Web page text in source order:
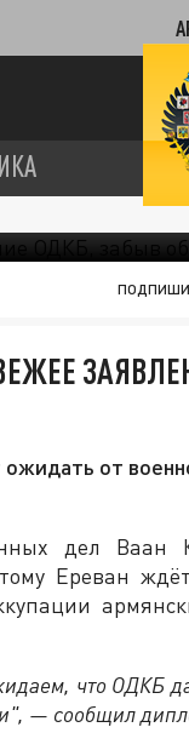
от
дел Ваан
Ереван
что ОДКБ
— сообщил